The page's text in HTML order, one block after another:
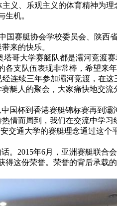
、乐观主义的体育精神为理
机。
赛艇协会学校委员会、陕西
来的快乐。
哥大学赛艇队都是灞河竞渡
各支队伍表现非常棒，希望来
续三年参加灞河竞渡，在
艇人的聚会，大家痛快地交
杯到香港赛艇锦标赛再到灞
情而周到，我们在交流中学习
通大学的赛艇理念通过这个
2015年6月，亚洲赛艇联合
这份荣誉。荣誉的背后承载